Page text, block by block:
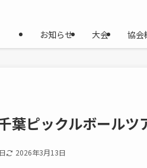
お知らせ 大会 協会
葉ピックルボール
2026年3月13日